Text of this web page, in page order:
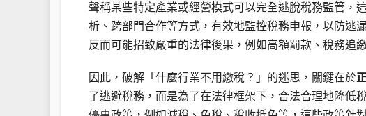
聲稱某些特定產業或經營模式可以完全逃脫稅務監管，
析、跨部門合作等方式，有效地監控稅務申報，以防逃
反而可能招致嚴重的法律後果，例如高額罰款、稅務追
因此，破解「什麼行業不用繳稅？」的迷思，關鍵在於
了逃避稅務，而是為了在法律框架下，合法合理地降低